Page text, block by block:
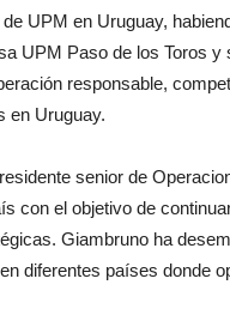
UPM en Uruguay,
UPM Paso de los Toros
responsable,
en Uruguay.
senior de
con el objetivo de
Giambruno ha
diferentes países donde